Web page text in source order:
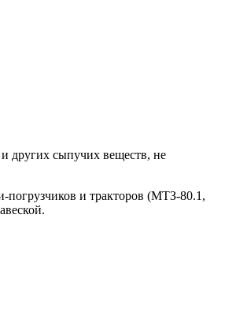
других сыпучих веществ, не
и тракторов (МТЗ-80.1,